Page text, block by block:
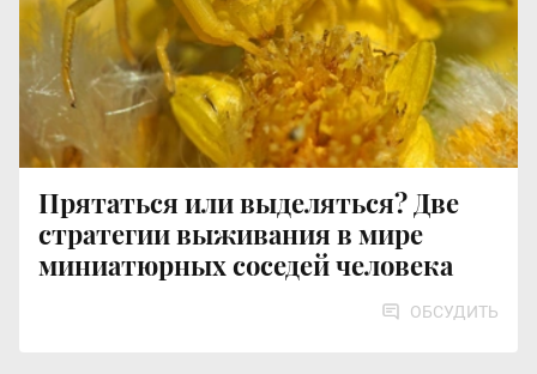
Прятаться или выделяться? Две
стратегии выживания в мире
миниатюрных соседей человека
ОБСУДИТЬ